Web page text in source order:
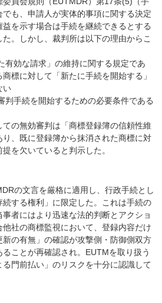
も、申請人が実体的事項に関する決定
を示す場合は手続を継続できるとする
。しかし、裁判所は以下の理由からこ
有効な請求」の維持に関する規定であ
標に対して「新たに手続を開始する」
い
判手続を開始するための必要条件である
の無効審判は「商標登録簿の信頼性維
、既に登録簿から抹消された商標に対
を欠いていると判示した。
の文言を厳格に適用し、行政手続とし
する権利」に限定した。これは手続の
者にはより迅速な法的判断とアクショ
社の商標監視において、登録内容だけ
の有無」の確認が攻撃側・防御側双方
ことが再確認され。EUTMを取り扱う
門前払い」のリスクを十分に認識して